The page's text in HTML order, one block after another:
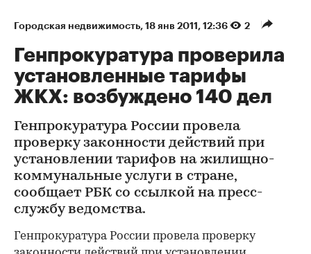
Городская недвижимость⁠, 18 янв 2011, 12:36 2
Генпрокуратура проверила
установленные тарифы
ЖКХ: возбуждено 140 дел
Генпрокуратура России провела
проверку законности действий при
установлении тарифов на жилищно-
коммунальные услуги в стране,
сообщает РБК со ссылкой на пресс-
службу ведомства.
Генпрокуратура России провела проверку